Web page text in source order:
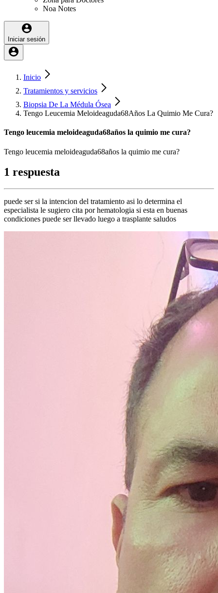
Noa Notes
Iniciar sesión
Inicio
Tratamientos y servicios
Biopsia De La Médula Ósea
Tengo Leucemia Meloideaguda68Años La Quimio Me Cura?
Tengo leucemia meloideaguda68años la quimio me cura?
Tengo leucemia meloideaguda68años la quimio me cura?
1 respuesta
puede ser si la intencion del tratamiento asi lo determina el
especialista le sugiero cita por hematologia si esta en buenas
condiciones puede ser llevado luego a trasplante saludos